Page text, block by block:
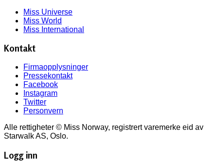
Miss Universe
Miss World
Miss International
Kontakt
Firmaopplysninger
Pressekontakt
Facebook
Instagram
Twitter
Personvern
Alle rettigheter © Miss Norway, registrert varemerke eid av
Starwalk AS, Oslo.
Logg inn